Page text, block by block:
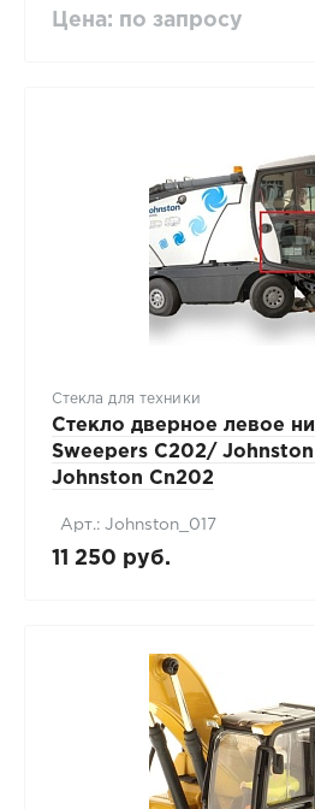
Цена: по запросу
Стекла для техники
Стекло дверное левое
Sweepers C202/
Johnston Cn202
Арт.: Johnston_017
11 250 руб.